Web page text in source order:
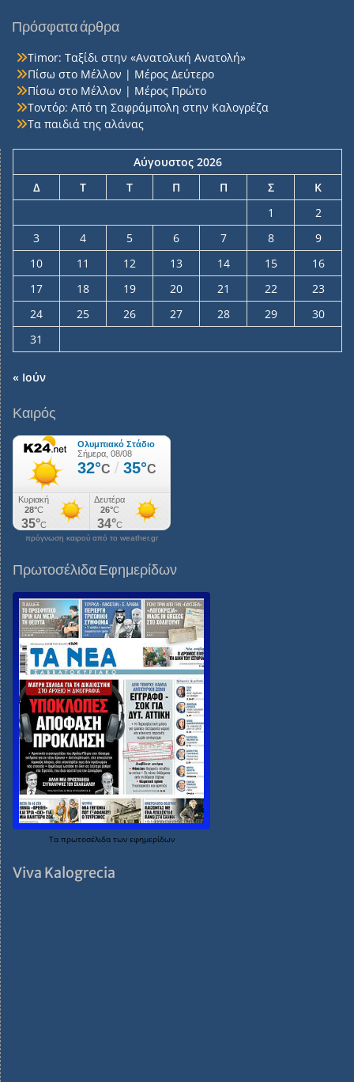
Πρόσφατα άρθρα
Timor: Ταξίδι στην «Ανατολική Ανατολή»
Πίσω στο Μέλλον | Μέρος Δεύτερο
Πίσω στο Μέλλον | Μέρος Πρώτο
Τοντόρ: Από τη Σαφράμπολη στην Καλογρέζα
Τα παιδιά της αλάνας
Αύγουστος 2026
Δ
Τ Τ Π Π Σ
Κ
1
2
3
4 5 6 7 8
9
10
11 12 13 14 15
16
17
18 19 20 21 22
23
24
25 26 27 28 29
30
31
« Ιούν
Καιρός
πρόγνωση καιρού από το weather.gr
Πρωτοσέλιδα Εφημερίδων
Τα πρωτοσέλιδα των εφημερίδων
Viva Kalogrecia